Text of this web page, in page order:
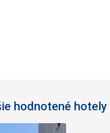
hodnotené hotely